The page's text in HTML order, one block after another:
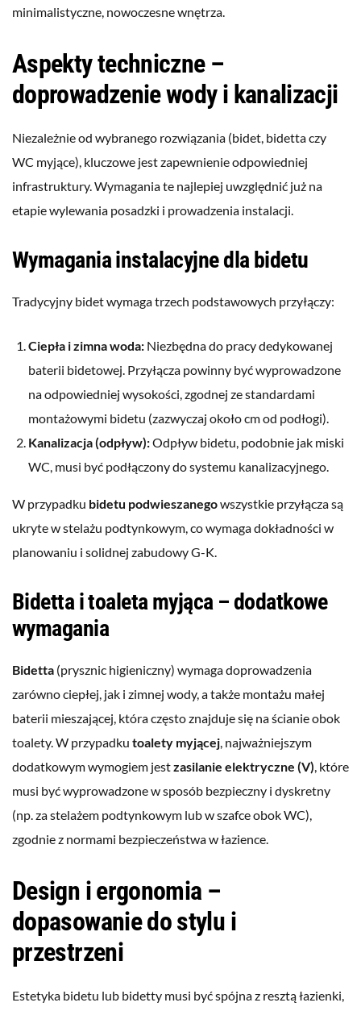
minimalistyczne, nowoczesne wnętrza.
Aspekty techniczne –
doprowadzenie wody i kanalizacji
Niezależnie od wybranego rozwiązania (bidet, bidetta czy
WC myjące), kluczowe jest zapewnienie odpowiedniej
infrastruktury. Wymagania te najlepiej uwzględnić już na
etapie wylewania posadzki i prowadzenia instalacji.
Wymagania instalacyjne dla bidetu
Tradycyjny bidet wymaga trzech podstawowych przyłączy:
Ciepła i zimna woda: Niezbędna do pracy dedykowanej
baterii bidetowej. Przyłącza powinny być wyprowadzone
na odpowiedniej wysokości, zgodnej ze standardami
montażowymi bidetu (zazwyczaj około cm od podłogi).
Kanalizacja (odpływ):Odpływ bidetu, podobnie jak miski
WC, musi być podłączony do systemu kanalizacyjnego.
W przypadku bidetu podwieszanegowszystkie przyłącza są
ukryte w stelażu podtynkowym, co wymaga dokładności w
planowaniu i solidnej zabudowy G-K.
Bidetta i toaleta myjąca – dodatkowe
wymagania
Bidetta (prysznic higieniczny) wymaga doprowadzenia
zarówno ciepłej, jak i zimnej wody, a także montażu małej
baterii mieszającej, która często znajduje się na ścianie obok
toalety. W przypadku toalety myjącej, najważniejszym
dodatkowym wymogiem jestzasilanie elektryczne (V), które
musi być wyprowadzone w sposób bezpieczny i dyskretny
(np. za stelażem podtynkowym lub w szafce obok WC),
zgodnie z normami bezpieczeństwa w łazience.
Design i ergonomia –
dopasowanie do stylu i
przestrzeni
Estetyka bidetu lub bidetty musi być spójna z resztą łazienki,